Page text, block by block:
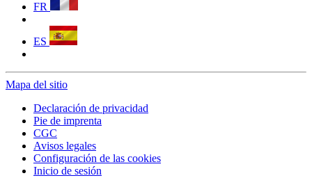
FR
ES
Mapa del sitio
Declaración de privacidad
Pie de imprenta
CGC
Avisos legales
Configuración de las cookies
Inicio de sesión